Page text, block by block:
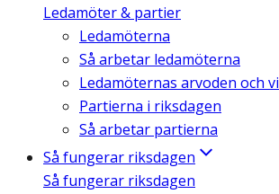
Ledamöter & partier
Ledamöterna
Så arbetar ledamöterna
Ledamöternas arvoden och
Partierna i riksdagen
Så arbetar partierna
Så fungerar riksdagen
Så fungerar riksdagen